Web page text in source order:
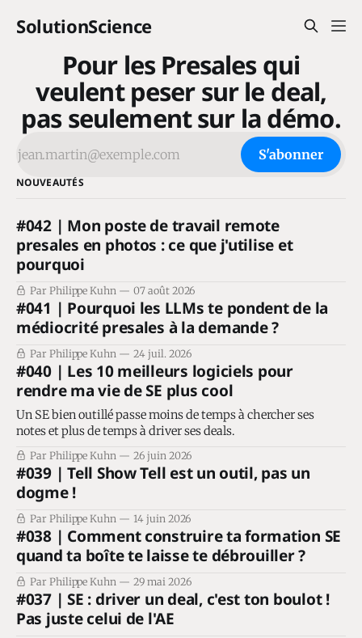
SolutionScience
Pour les Presales qui
veulent peser sur le deal,
pas seulement sur la démo.
S'abonner
NOUVEAUTÉS
#042 | Mon poste de travail remote
presales en photos : ce que j'utilise et
pourquoi
Par Philippe Kuhn 07 août 2026
#041 | Pourquoi les LLMs te pondent de la
médiocrité presales à la demande ?
Par Philippe Kuhn 24 juil. 2026
#040 | Les 10 meilleurs logiciels pour
rendre ma vie de SE plus cool
Un SE bien outillé passe moins de temps à chercher ses
notes et plus de temps à driver ses deals.
Par Philippe Kuhn 26 juin 2026
#039 | Tell Show Tell est un outil, pas un
dogme !
Par Philippe Kuhn 14 juin 2026
#038 | Comment construire ta formation SE
quand ta boîte te laisse te débrouiller ?
Par Philippe Kuhn 29 mai 2026
#037 | SE : driver un deal, c'est ton boulot !
Pas juste celui de l'AE